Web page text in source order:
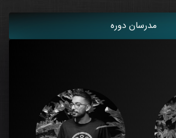
مدرسان دوره